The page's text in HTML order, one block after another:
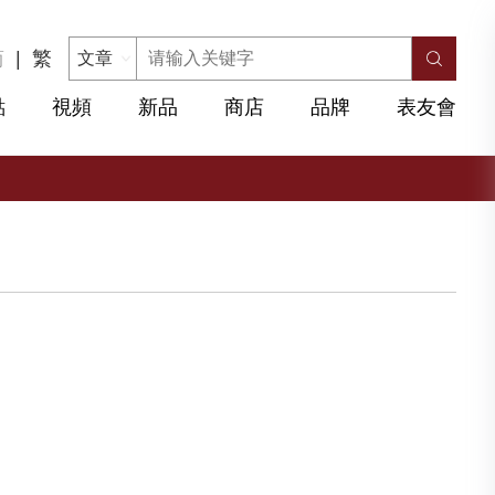
| 繁
視頻 新品 商店 品牌 表友會